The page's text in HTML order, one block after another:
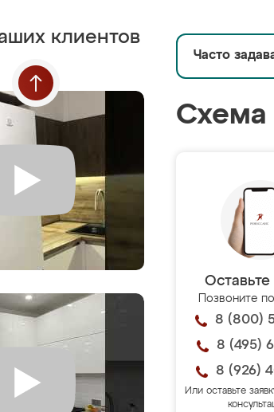
клиентов
Часто
Схема
Оставьте
Позвоните
8 (800)
8 (495)
8 (926)
Или оставьте